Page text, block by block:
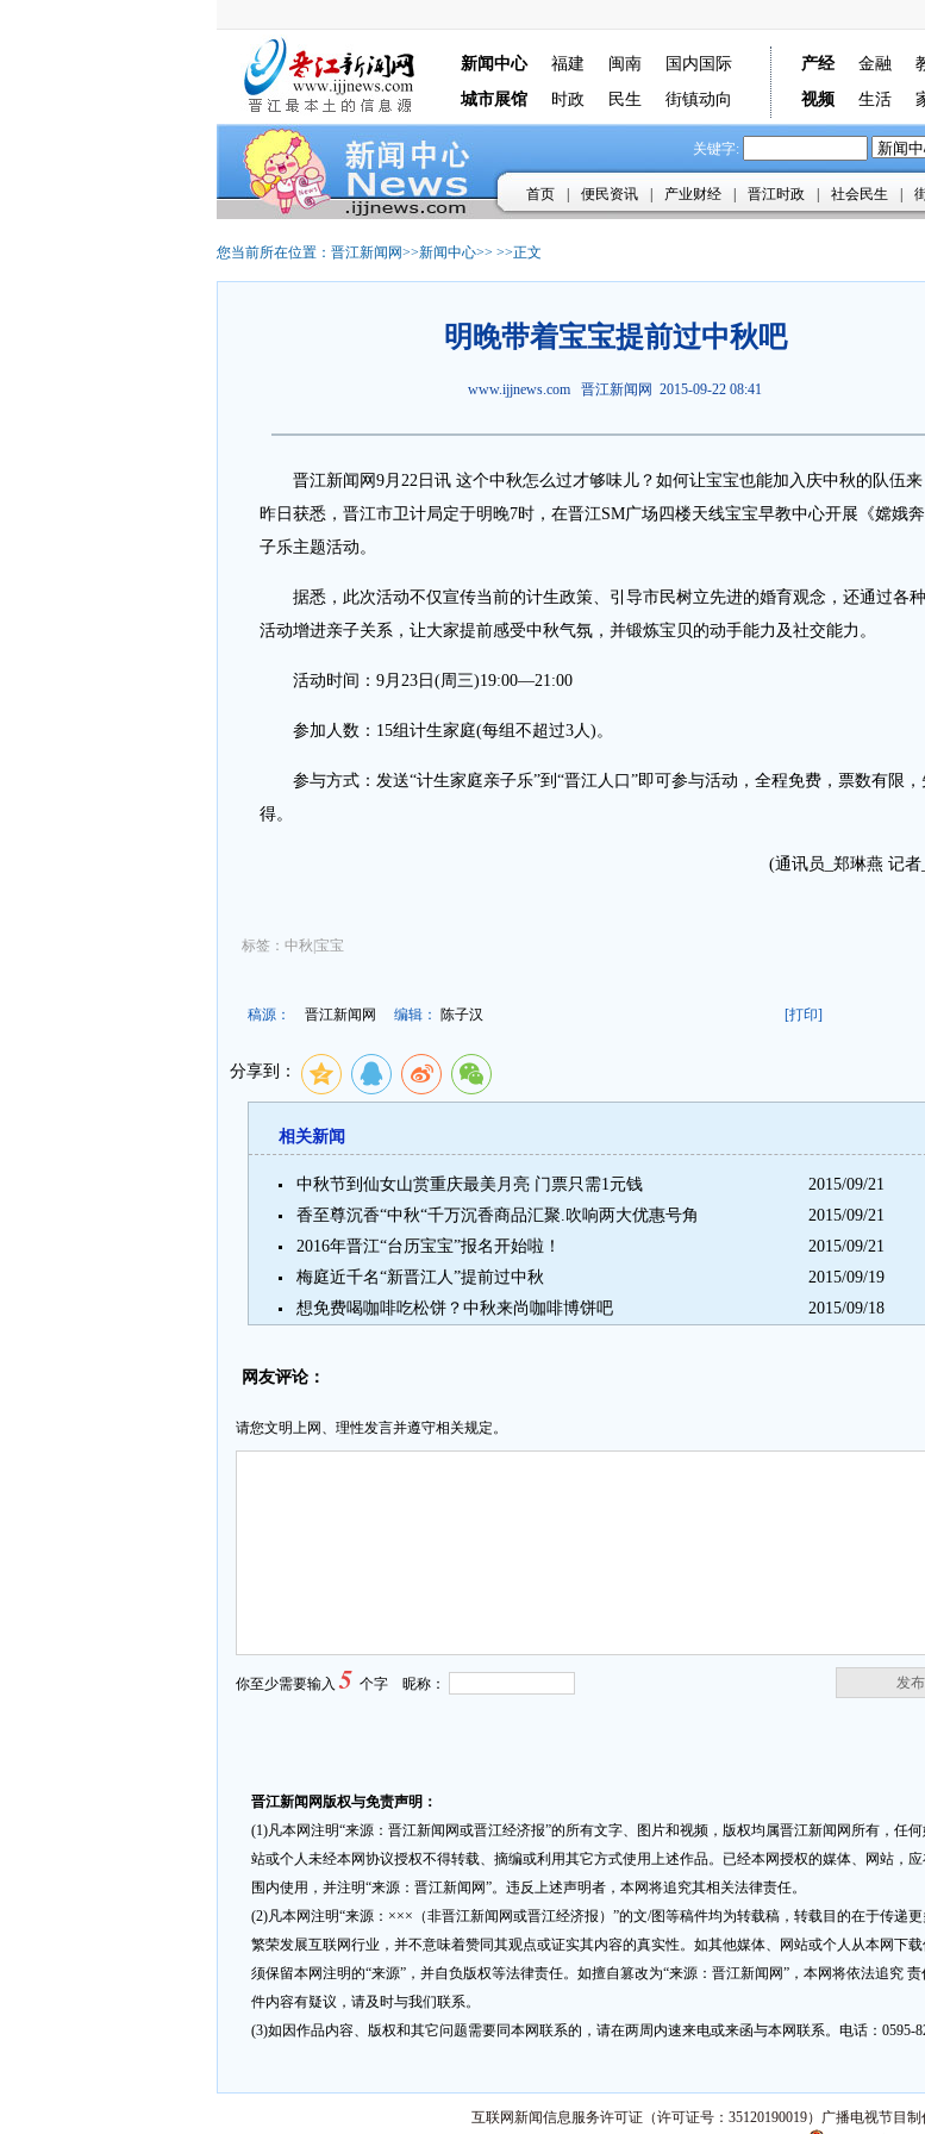
新闻中心 福建 闽南
国内国际
城市展馆
时政 民生 街镇动向
产经 金融
视频
生活
关键字:
首页 便民资讯 产业财经 晋江时政 社会民生
您当前所在位置： 晋江新闻网>>新闻中心>> >>正文
明晚带着宝宝提前过中秋吧
www.ijjnews.com 晋江新闻网 2015-09-22 08:41
晋江新闻网9月22日讯 这个中秋怎么过才够味儿？如何让宝宝也能加入庆中秋的队伍来
昨日获悉，晋江市卫计局定于明晚7时，在晋江SM广场四楼天线宝宝早教中心开展《嫦娥
子乐主题活动。
据悉，此次活动不仅宣传当前的计生政策、引导市民树立先进的婚育观念，还通过各
活动增进亲子关系，让大家提前感受中秋气氛，并锻炼宝贝的动手能力及社交能力。
活动时间：9月23日(周三)19:00—21:00
参加人数：15组计生家庭(每组不超过3人)。
参与方式：发送“计生家庭亲子乐”到“晋江人口”即可参与活动，全程免费，票数有限，
得。
(通讯员_郑琳燕 记者
标签：中秋|宝宝
稿源： 晋江新闻网 编辑： 陈子汉 [打印]
分享到：
相关新闻
中秋节到仙女山赏重庆最美月亮 门票只需1元钱
2015/09/21
香至尊沉香“中秋“千万沉香商品汇聚.吹响两大优惠号角
2015/09/21
2016年晋江“台历宝宝”报名开始啦！
2015/09/21
梅庭近千名“新晋江人”提前过中秋
2015/09/19
想免费喝咖啡吃松饼？中秋来尚咖啡博饼吧
2015/09/18
网友评论：
请您文明上网、理性发言并遵守相关规定。
发布
你至少需要输入5 个字 昵称：
晋江新闻网版权与免责声明：
(1)凡本网注明“来源：晋江新闻网或晋江经济报”的所有文字、图片和视频，版权均属晋江新闻网所有，任何
站或个人未经本网协议授权不得转载、摘编或利用其它方式使用上述作品。已经本网授权的媒体、网站，
围内使用，并注明“来源：晋江新闻网”。违反上述声明者，本网将追究其相关法律责任。
(2)凡本网注明“来源：×××（非晋江新闻网或晋江经济报）”的文/图等稿件均为转载稿，转载目的在于传递更
繁荣发展互联网行业，并不意味着赞同其观点或证实其内容的真实性。如其他媒体、网站或个人从本网下
须保留本网注明的“来源”，并自负版权等法律责任。如擅自篡改为“来源：晋江新闻网”，本网将依法追究
件内容有疑议，请及时与我们联系。
(3)如因作品内容、版权和其它问题需要同本网联系的，请在两周内速来电或来函与本网联系。电话：0595-
互联网新闻信息服务许可证（许可证号：35120190019）广播电视节目